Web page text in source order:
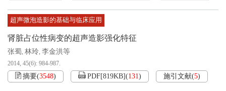
超声微泡造影的基础与临床应用
肾脏占位性病变的超声造影强化特征
张蜀, 林玲, 李金洪等
2014, 45(6): 984-987.
摘要(3548) PDF[819KB](131) 施引文献(5)